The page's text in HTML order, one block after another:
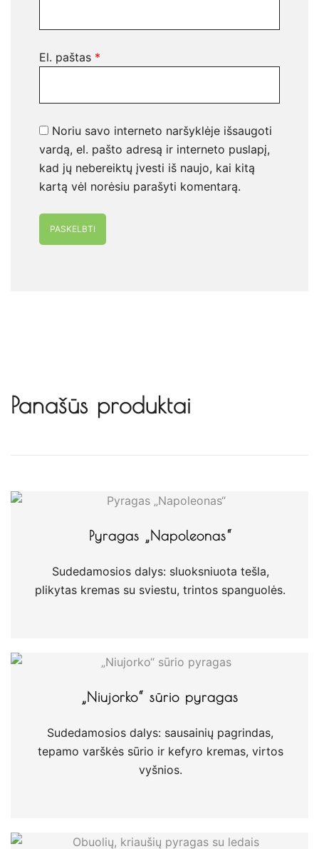
El. paštas *
Noriu savo interneto naršyklėje išsaugoti
vardą, el. pašto adresą ir interneto puslapį,
kad jų nebereiktų įvesti iš naujo, kai kitą
kartą vėl norėsiu parašyti komentarą.
Panašūs produktai
Pyragas „Napoleonas“
Sudedamosios dalys: sluoksniuota tešla,
plikytas kremas su sviestu, trintos spanguolės.
„Niujorko“ sūrio pyragas
Sudedamosios dalys: sausainių pagrindas,
tepamo varškės sūrio ir kefyro kremas, virtos
vyšnios.